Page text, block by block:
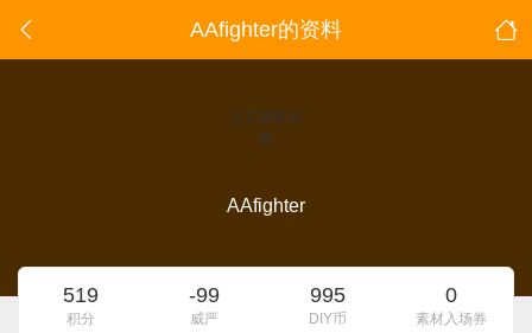
AAfighter的资料
点击重新加
载
AAfighter
519
积分
-99
威严
995
DIY币
0
素材入场券